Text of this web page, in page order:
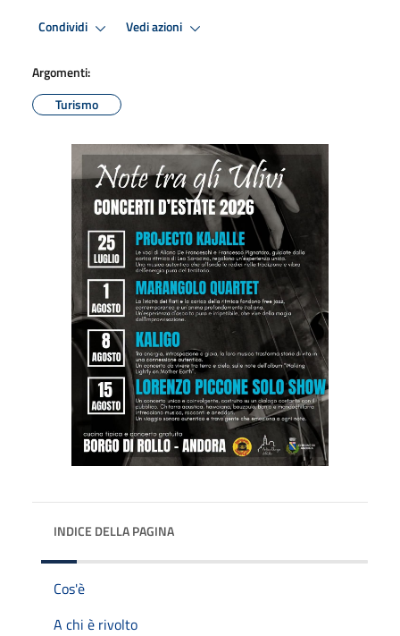
Condividi Vedi azioni
Argomenti:
Turismo
INDICE DELLA PAGINA
Cos'è
A chi è rivolto